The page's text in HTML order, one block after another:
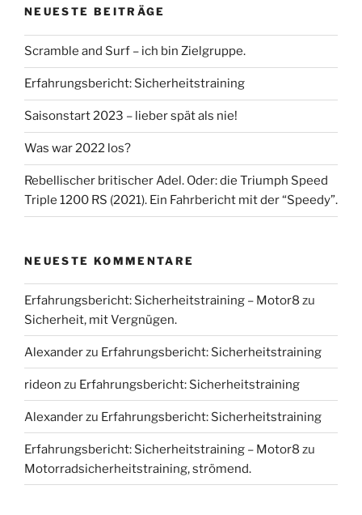
NEUESTE BEITRÄGE
Scramble and Surf – ich bin Zielgruppe.
Erfahrungsbericht: Sicherheitstraining
Saisonstart 2023 – lieber spät als nie!
Was war 2022 los?
Rebellischer britischer Adel. Oder: die Triumph Speed
Triple 1200 RS (2021). Ein Fahrbericht mit der “Speedy”.
NEUESTE KOMMENTARE
Erfahrungsbericht: Sicherheitstraining – Motor8 zu
Sicherheit, mit Vergnügen.
Alexanderzu Erfahrungsbericht: Sicherheitstraining
rideon zu Erfahrungsbericht: Sicherheitstraining
Alexanderzu Erfahrungsbericht: Sicherheitstraining
Erfahrungsbericht: Sicherheitstraining – Motor8 zu
Motorradsicherheitstraining, strömend.